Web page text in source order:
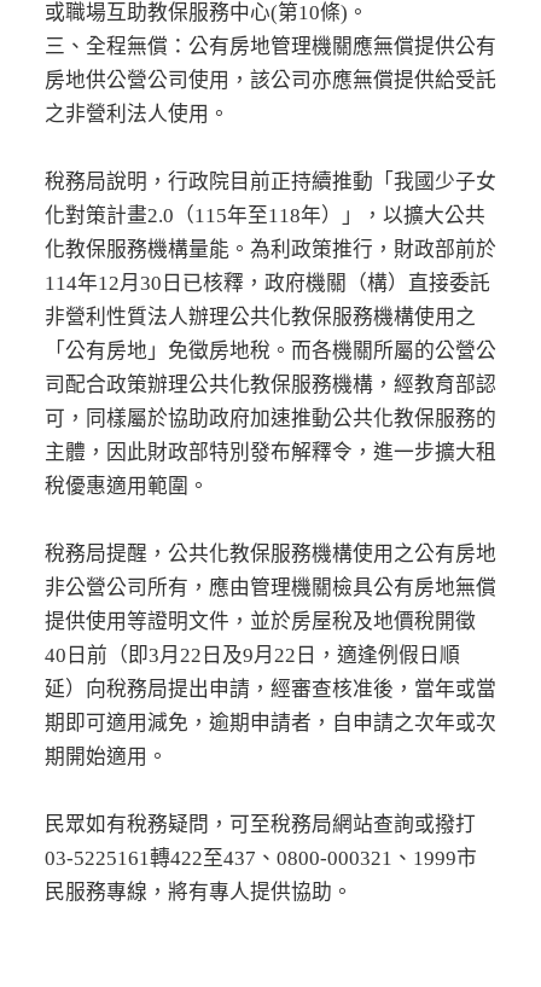
或職場互助教保服務中心(第10條)。
三、全程無償：公有房地管理機關應無償提供公有
房地供公營公司使用，該公司亦應無償提供給受託
之非營利法人使用。
稅務局說明，行政院目前正持續推動「我國少子女
化對策計畫2.0（115年至118年）」，以擴大公共
化教保服務機構量能。為利政策推行，財政部前於
114年12月30日已核釋，政府機關（構）直接委託
非營利性質法人辦理公共化教保服務機構使用之
「公有房地」免徵房地稅。而各機關所屬的公營公
司配合政策辦理公共化教保服務機構，經教育部認
可，同樣屬於協助政府加速推動公共化教保服務的
主體，因此財政部特別發布解釋令，進一步擴大租
稅優惠適用範圍。
稅務局提醒，公共化教保服務機構使用之公有房地
非公營公司所有，應由管理機關檢具公有房地無償
提供使用等證明文件，並於房屋稅及地價稅開徵
40日前（即3月22日及9月22日，適逢例假日順
延）向稅務局提出申請，經審查核准後，當年或當
期即可適用減免，逾期申請者，自申請之次年或次
期開始適用。
民眾如有稅務疑問，可至稅務局網站查詢或撥打
03-5225161轉422至437、0800-000321、1999市
民服務專線，將有專人提供協助。